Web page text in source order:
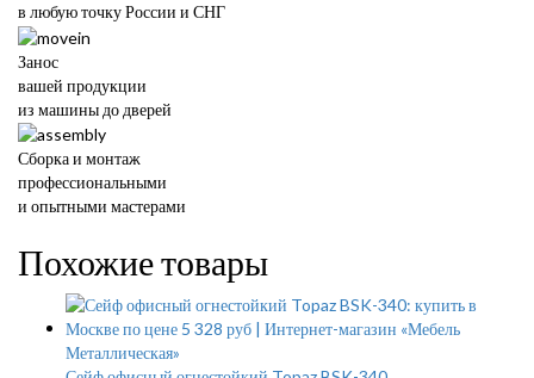
в любую точку России и СНГ
Занос
вашей продукции
из машины до дверей
Сборка и монтаж
профессиональными
и опытными мастерами
Похожие товары